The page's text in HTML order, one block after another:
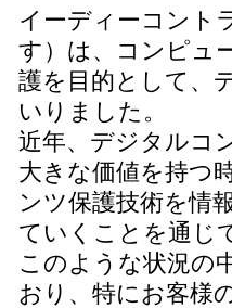
イーディーコント
す）は、コンピュ
護を目的として、
いりました。
近年、デジタルコ
大きな価値を持つ
ンツ保護技術を情
ていくことを通じ
このような状況の
おり、特にお客様